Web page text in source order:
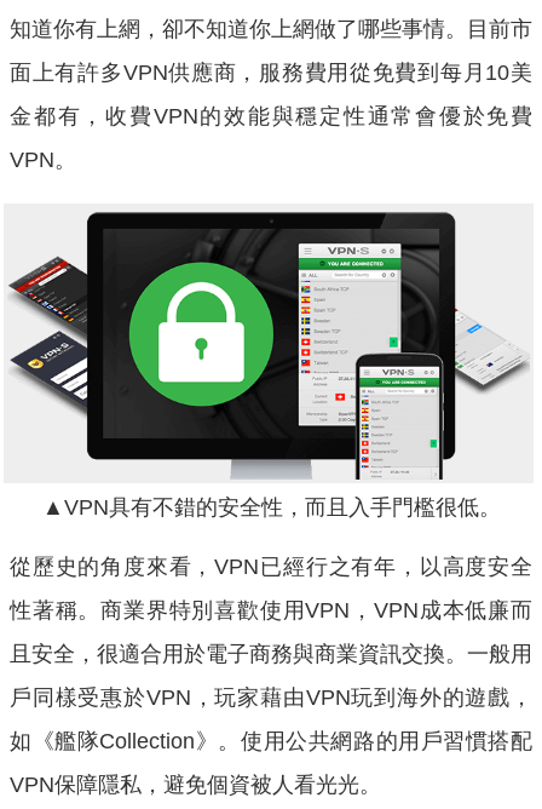
知道你有上網，卻不知道你上網做了哪些事情。目前市
面上有許多VPN供應商，服務費用從免費到每月10美
金都有，收費VPN的效能與穩定性通常會優於免費
VPN。
▲VPN具有不錯的安全性，而且入手門檻很低。
從歷史的角度來看，VPN已經行之有年，以高度安全
性著稱。商業界特別喜歡使用VPN，VPN成本低廉而
且安全，很適合用於電子商務與商業資訊交換。一般用
戶同樣受惠於VPN，玩家藉由VPN玩到海外的遊戲，
如《艦隊Collection》。使用公共網路的用戶習慣搭配
VPN保障隱私，避免個資被人看光光。